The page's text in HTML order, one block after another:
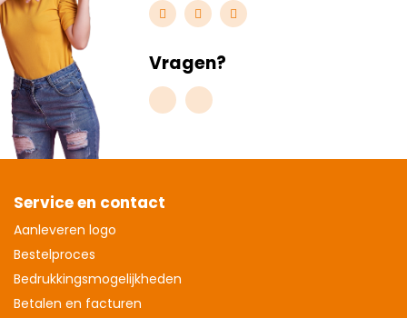
Vragen?
Service en contact
Aanleveren logo
Bestelproces
Bedrukkingsmogelijkheden
Betalen en facturen